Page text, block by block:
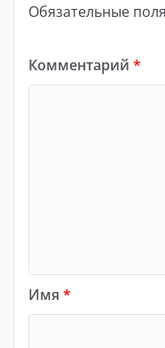
Обязательные
Комментарий *
Имя *